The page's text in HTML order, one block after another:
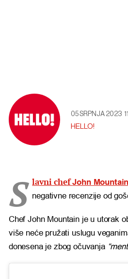
05 SRPNJA 2023
HELLO!
S lavni chefJohn Mountain
negativne recenzije od
Chef John Mountain je u utorak
više neće pružati uslugu
donesena je zbog očuvanja